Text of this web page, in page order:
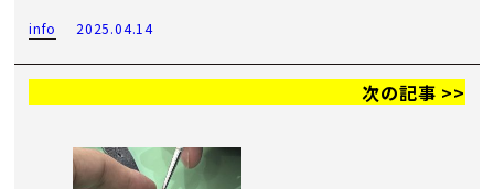
info 2025.04.14
次の記事 >>